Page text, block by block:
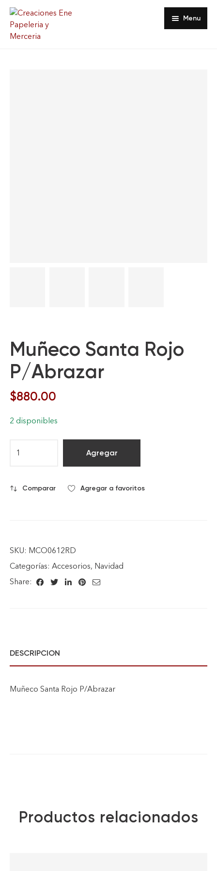
Menu
Muñeco Santa Rojo
P/Abrazar
$880.00
2 disponibles
Agregar
Comparar Agregar a favoritos
SKU: MCO0612RD
Categorías: Accesorios, Navidad
Share:
DESCRIPCION
Muñeco Santa Rojo P/Abrazar
Productos relacionados